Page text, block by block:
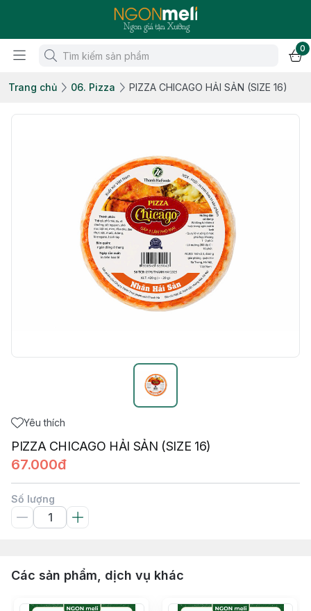
0
Trang chủ 06. Pizza PIZZA CHICAGO HẢI SẢN (SIZE 16)
Yêu thích
PIZZA CHICAGO HẢI SẢN (SIZE 16)
67.000đ
Số lượng
Các sản phẩm, dịch vụ khác